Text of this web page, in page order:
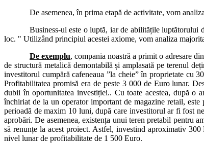
De asemenea, în prima etapă de activitate, vom
Business-ul este o luptă, iar de abilitățile
loc. " Utilizând principiul acestei axiome, vom analiza
De exemplu, compania noastră a primit o adresare
de structură metalică demontabilă și amplasată pe terenul
investitorul cumpără cafeneaua ”la cheie” în proprietate cu
Profitabilitatea promisă era de peste 3 000 de Euro lunar.
dubii în oportunitatea investiției.. Cu toate acestea, după o
închiriat de la un operator important de magazine retail,
perioadă de maxim 10 luni, după care investitorul ar fi fost
aprobări. De asemenea, existența unui teren pretabil pentru
să renunțe la acest proiect. Astfel, investind aproximativ
nivel lunar de profitabilitate de 1 500 Euro.